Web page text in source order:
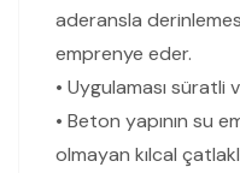
aderansla
emprenye eder.
• Uygulaması süratli
• Beton yapının su
olmayan kılcal